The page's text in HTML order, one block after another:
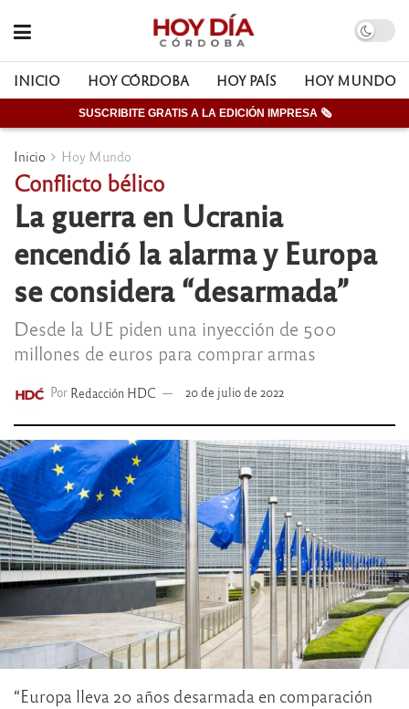
INICIO HOY CÓRDOBA HOY PAÍS HOY MUNDO
SUSCRIBITE GRATIS A LA EDICIÓN IMPRESA 🗞
Inicio Hoy Mundo
Conflicto bélico
La guerra en Ucrania
encendió la alarma y Europa
se considera “desarmada”
Desde la UE piden una inyección de 500
millones de euros para comprar armas
Por Redacción HDC 20 de julio de 2022
“Europa lleva 20 años desarmada en comparación